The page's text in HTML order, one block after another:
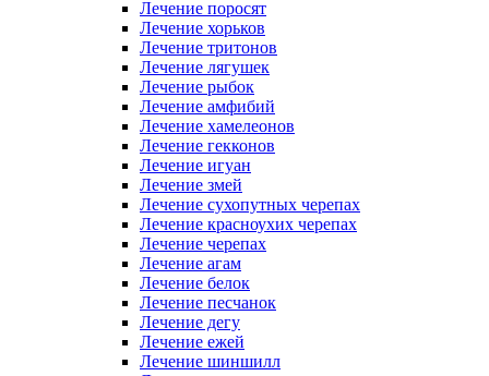
Лечение поросят
Лечение хорьков
Лечение тритонов
Лечение лягушек
Лечение рыбок
Лечение амфибий
Лечение хамелеонов
Лечение гекконов
Лечение игуан
Лечение змей
Лечение сухопутных черепах
Лечение красноухих черепах
Лечение черепах
Лечение агам
Лечение белок
Лечение песчанок
Лечение дегу
Лечение ежей
Лечение шиншилл